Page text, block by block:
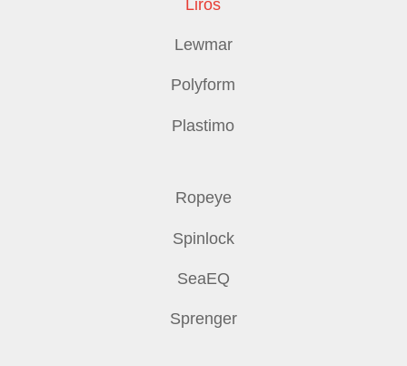
Liros
Lewmar
Polyform
Plastimo
Ropeye
Spinlock
SeaEQ
Sprenger